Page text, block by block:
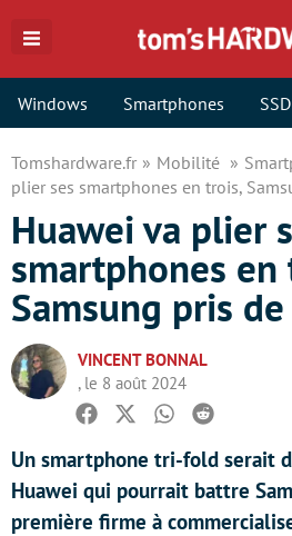
Windows Smartphones SSD
Tomshardware.fr Mobilité
plier ses smartphones en trois,
Huawei va plier
smartphones en
Samsung pris
VINCENT BONNAL
, le 8 août 2024
Facebook
TwitterWhatsapp
Reddit
Un smartphone tri-fold serait
Huawei qui pourrait battre
première firme à